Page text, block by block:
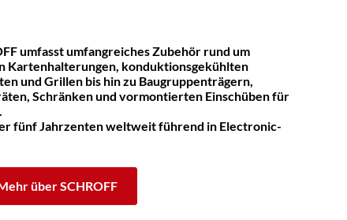
umfasst umfangreiches Zubehör rund um
Kartenhalterungen, konduktionsgekühlten
und Grillen bis hin zu Baugruppenträgern,
Schränken und vormontierten Einschüben für
fünf Jahrzenten weltweit führend in Electronic-
über SCHROFF